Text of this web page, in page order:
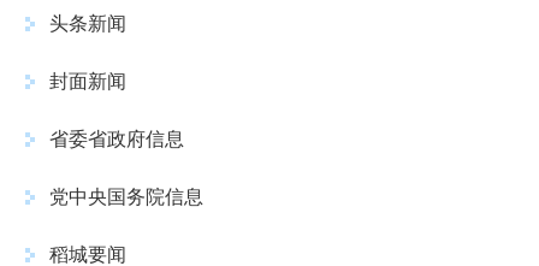
头条新闻
封面新闻
省委省政府信息
党中央国务院信息
稻城要闻